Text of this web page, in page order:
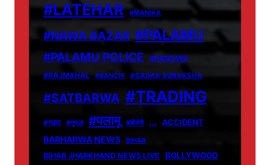
#LATEHAR #MANIKA
#NAWA BAZAR #PALAMU
#PALAMU POLICE
#PANDWA
#RAJMAHAL
#RANCHI #SADAK SURAKSHA
#SATBARWA #TRADING
#गढ़वा #गुमला #पलामू #बीजेपी … ACCIDENT
BARHARWA NEWS BIHAR
BIHAR JHARKHAND NEWS LIVE BOLLYWOOD